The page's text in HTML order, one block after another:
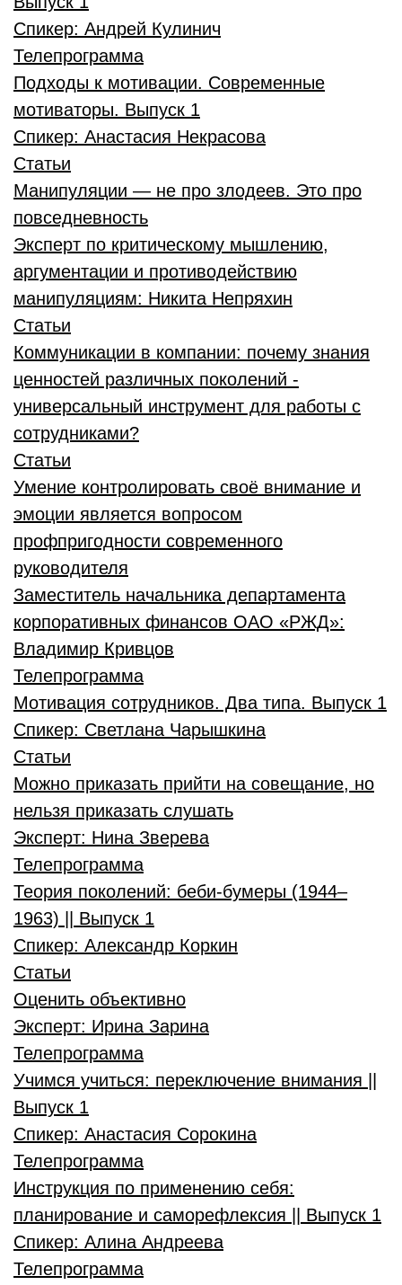
Спикер: Андрей Кулинич
Телепрограмма
Подходы к мотивации. Современные
мотиваторы. Выпуск 1
Спикер: Анастасия Некрасова
Статьи
Манипуляции — не про злодеев. Это про
повседневность
Эксперт по критическому мышлению,
аргументации и противодействию
манипуляциям: Никита Непряхин
Статьи
Коммуникации в компании: почему знания
ценностей различных поколений -
универсальный инструмент для работы с
сотрудниками?
Статьи
Умение контролировать своё внимание и
эмоции является вопросом
профпригодности современного
руководителя
Заместитель начальника департамента
корпоративных финансов ОАО «РЖД»:
Владимир Кривцов
Телепрограмма
Мотивация сотрудников. Два типа. Выпуск 1
Спикер: Светлана Чарышкина
Статьи
Можно приказать прийти на совещание, но
нельзя приказать слушать
Эксперт: Нина Зверева
Телепрограмма
Теория поколений: беби-бумеры (1944–
1963) || Выпуск 1
Спикер: Александр Коркин
Статьи
Оценить объективно
Эксперт: Ирина Зарина
Телепрограмма
Учимся учиться: переключение внимания ||
Выпуск 1
Спикер: Анастасия Сорокина
Телепрограмма
Инструкция по применению себя:
планирование и саморефлексия || Выпуск 1
Спикер: Алина Андреева
Телепрограмма